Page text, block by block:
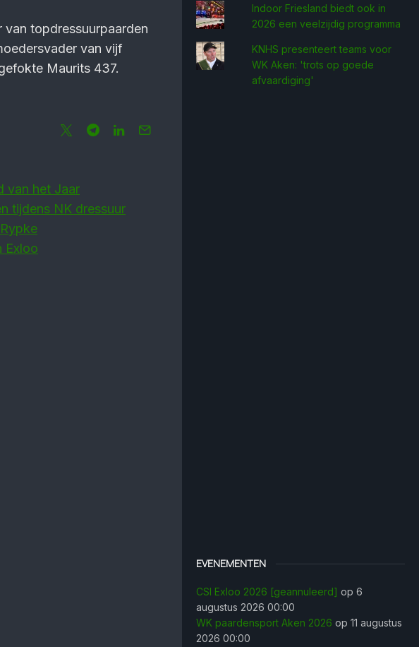
topdressuurpaarden
van vijf
Maurits 437.
van het Jaar
tijdens NK dressuur
Exloo
Indoor Friesland biedt ook in
2026 een veelzijdig programma
KNHS presenteert teams voor
WK Aken: 'trots op goede
afvaardiging'
EVENEMENTEN
CSI Exloo 2026 [geannuleerd] op 6
augustus 2026 00:00
WK paardensport Aken 2026 op 11 augustus
2026 00:00